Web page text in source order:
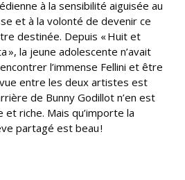
à la sensibilité aiguisée au
et à la volonté de devenir ce
destinée. Depuis « Huit et
», la jeune adolescente n’avait
l’immense Fellini et être
entre les deux artistes est
de Bunny Godillot n’en est
riche. Mais qu’importe la
partagé est beau !